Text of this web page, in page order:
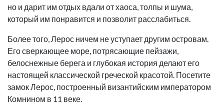
но и дарит им отдых вдали от хаоса, толпы и шума,
который им понравится и позволит расслабиться.
Более того, Лерос ничем не уступает другим островам.
Его сверкающее море, потрясающие пейзажи,
белоснежные берега и глубокая история делают его
настоящей классической греческой красотой. Посетите
замок Лерос, построенный византийским императором
Комнином в 11 веке.